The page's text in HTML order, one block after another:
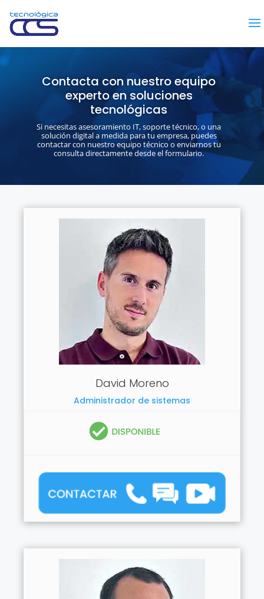
Contacta con nuestro equipo
experto en soluciones
tecnológicas
Si necesitas asesoramiento IT, soporte técnico, o una
solución digital a medida para tu empresa, puedes
contactar con nuestro equipo técnico o enviarnos tu
consulta directamente desde el formulario.
David Moreno
Administrador de sistemas